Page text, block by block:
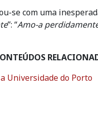
se com uma
”: “Amo-a
Universidade do Porto